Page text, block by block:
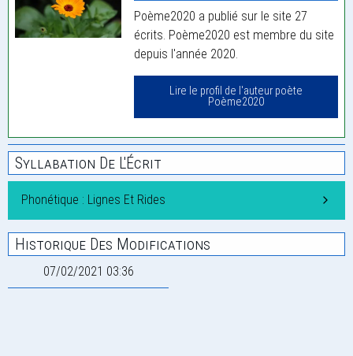
Poème2020 a publié sur le site 27
écrits. Poème2020 est membre du site
depuis l'année 2020.
Lire le profil de l'auteur poète
Poème2020
Syllabation De L'Écrit
Phonétique : Lignes Et Rides
Historique Des Modifications
07/02/2021 03:36